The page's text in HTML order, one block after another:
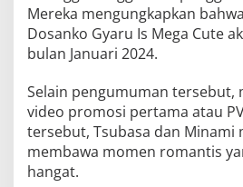
Mereka mengungkapkan
Dosanko Gyaru Is Mega Cute
bulan Januari 2024.
Selain pengumuman tersebut,
video promosi pertama atau
tersebut, Tsubasa dan Minami
membawa momen romantis
hangat.